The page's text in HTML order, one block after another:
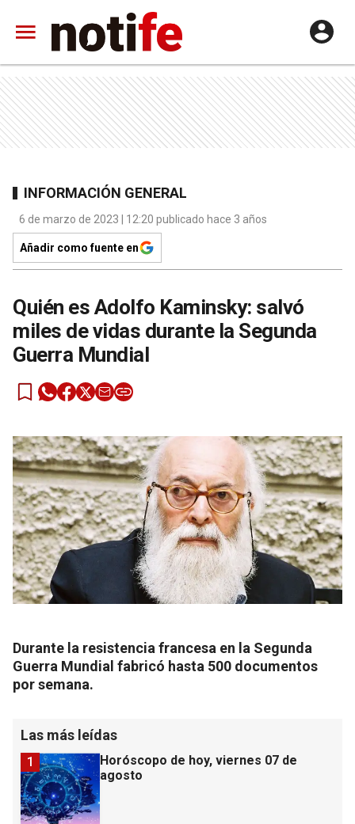
INFORMACIÓN GENERAL
6 de marzo de 2023 | 12:20 publicado hace 3 años
Añadir como fuente en
Quién es Adolfo Kaminsky: salvó
miles de vidas durante la Segunda
Guerra Mundial
Durante la resistencia francesa en la Segunda
Guerra Mundial fabricó hasta 500 documentos
por semana.
Las más leídas
Horóscopo de hoy, viernes 07 de
agosto
1